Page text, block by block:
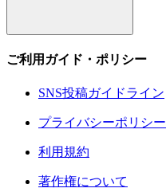
ご利用ガイド・ポリシー
SNS投稿ガイドライン
プライバシーポリシー
利用規約
著作権について